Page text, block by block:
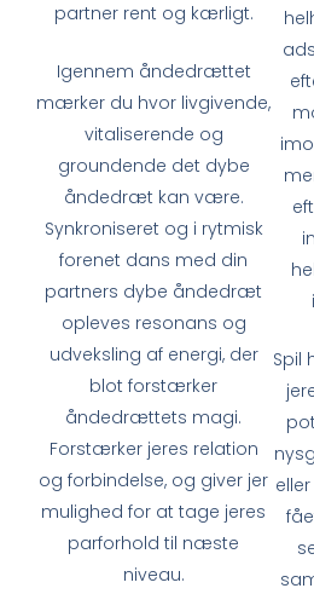
partner rent og kærligt.
Igennem åndedrættet
mærker du hvor livgivende,
vitaliserende og
groundende det dybe
åndedræt kan være.
Synkroniseret og i rytmisk
forenet dans med din
partners dybe åndedræt
opleves resonans og
udveksling af energi, der
blot forstærker
åndedrættets magi.
Forstærker jeres relation
og forbindelse, og giver jer
mulighed for at tage jeres
parforhold til næste
niveau.
Spil